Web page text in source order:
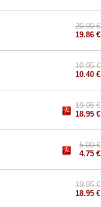
20.90 €
19.86 €
10.95 €
10.40 €
19.95 €
18.95 €
5.00 €
4.75 €
19.95 €
18.95 €